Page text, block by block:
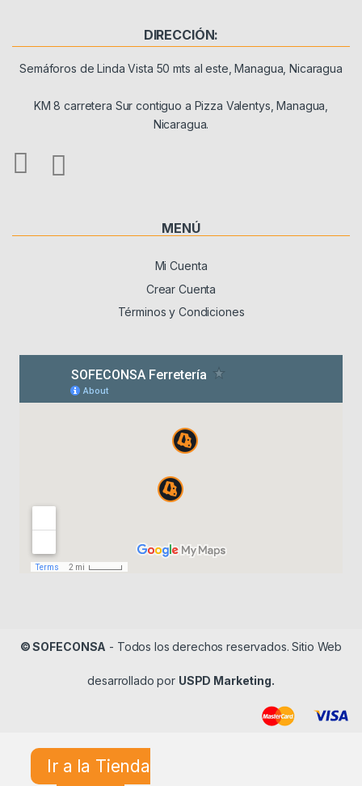
DIRECCIÓN:
Semáforos de Linda Vista 50 mts al este, Managua, Nicaragua
KM 8 carretera Sur contiguo a Pizza Valentys, Managua,
Nicaragua.
MENÚ
Mi Cuenta
Crear Cuenta
Términos y Condiciones
© SOFECONSA - Todos los derechos reservados. Sitio Web
desarrollado por USPD Marketing.
Ir a la Tienda